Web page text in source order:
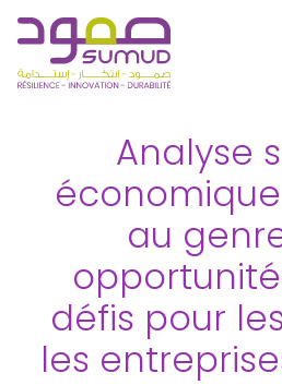
Analyse
au
défis pour
les